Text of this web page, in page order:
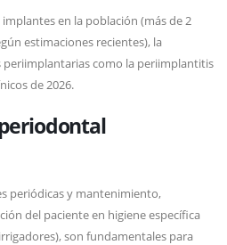
en la población (más de 2
estimaciones recientes), la
periimplantarias como la periimplantitis
de 2026.
periódicas y mantenimiento,
del paciente en higiene específica
son fundamentales para